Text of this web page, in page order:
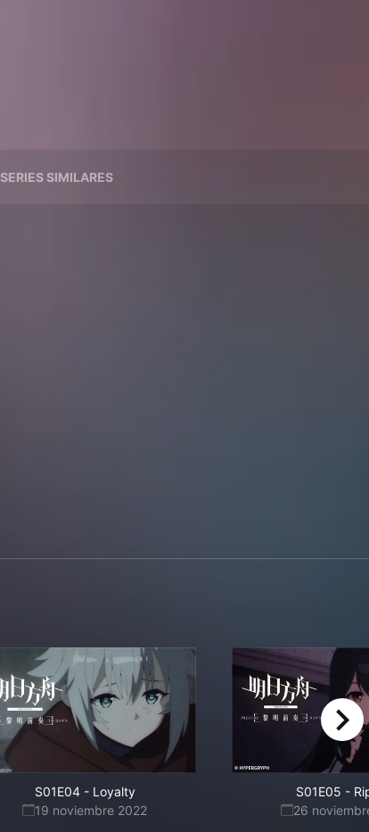
SERIES SIMILARES
S01E04- Loyalty
19 noviembre 2022
S01E05 -
26
right